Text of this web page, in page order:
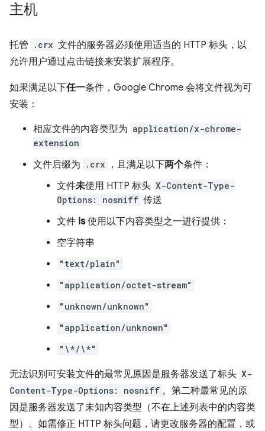
主机
托管 .crx 文件的服务器必须使用适当的 HTTP 标头，以
允许用户通过点击链接来安装扩展程序。
如果满足以下任一条件，Google Chrome 会将文件视为可
安装：
相应文件的内容类型为 application/x-chrome-
extension
文件后缀为 .crx ，且满足以下两个条件：
文件未使用 HTTP 标头 X-Content-Type-
Options: nosniff 传送
文件 is使用以下内容类型之一进行提供：
空字符串
"text/plain"
"application/octet-stream"
"unknown/unknown"
"application/unknown"
"\*/\*"
无法识别可安装文件的最常见原因是服务器发送了标头 X-
Content-Type-Options: nosniff 。第二种最常见的原
因是服务器发送了未知内容类型（不在上述列表中的内容类
型）。如需修正 HTTP 标头问题，请更改服务器的配置，或